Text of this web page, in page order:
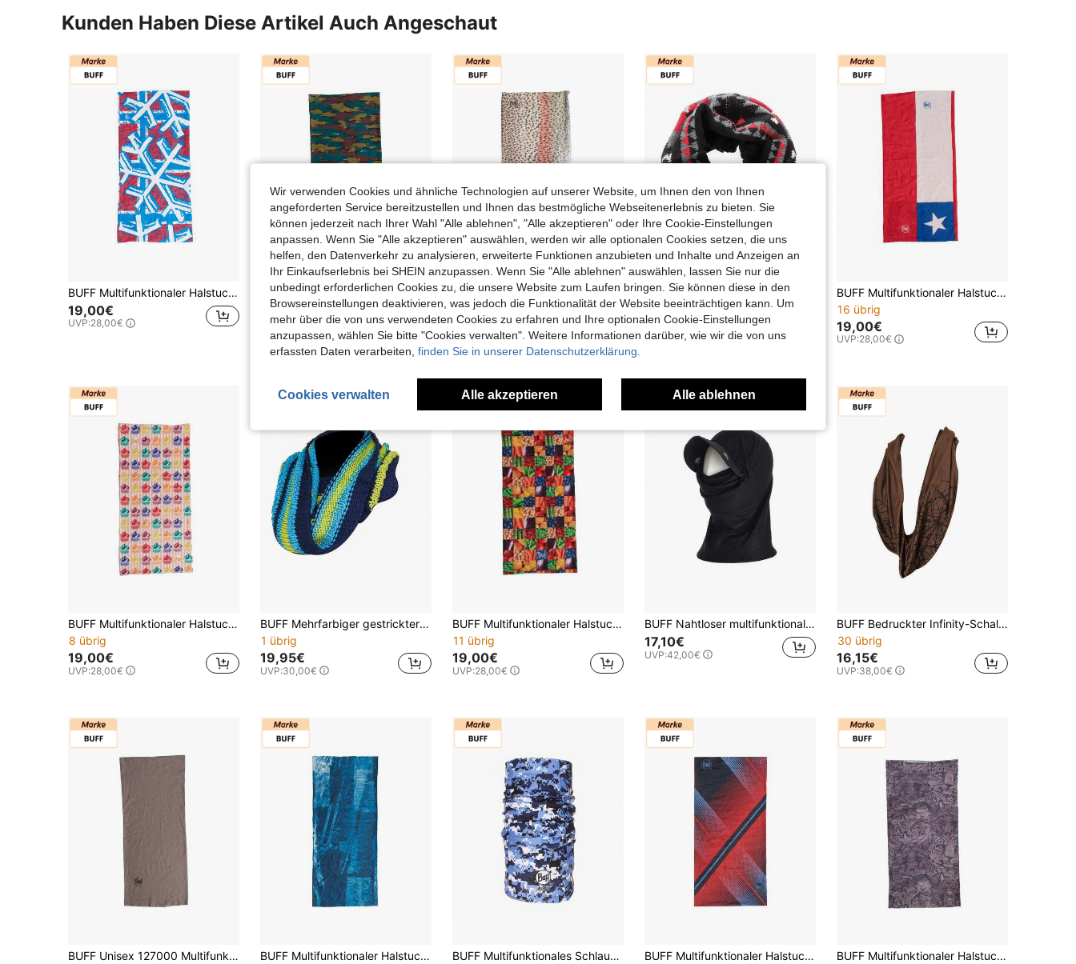
738
4,71 738
Kunden Haben Diese Artikel Auch Angeschaut
BUFF Multifunktionaler Halstuch 127300 Unisex
19,00€
UVP:28,00€
BUFF Multifunktionaler Halstuch 130400 Unisex
9 übrig
19,00€
UVP:28,00€
BUFF Multifunktionaler Halstuch 130100 Unisex
4 übrig
19,00€
UVP:28,00€
14,25€
UVP:38,00€
BUFF Multifunktionaler Halstuch 130800 Unisex
16 übrig
19,00€
UVP:28,00€
BUFF Multifunktionaler Halstuch 131100 Unisex
8 übrig
19,00€
UVP:28,00€
BUFF Mehrfarbiger gestrickter Rundschal 74800 für Männer und Frauen
1 übrig
19,95€
UVP:30,00€
BUFF Multifunktionaler Halstuch 130900 Unisex
11 übrig
19,00€
UVP:28,00€
BUFF Nahtloser multifunktionaler Visier-Halswärmer 113500 für Damen und Herren
17,10€
UVP:42,00€
BUFF Bedruckter Infinity-Schal 59300 für Damen und Herren
30 übrig
16,15€
UVP:38,00€
BUFF Unisex 127000 Multifunktions-Halstuch für Outdoor und Sport
BUFF Multifunktionaler Halstuch 128300 Unisex BUFF Multifunktionales Schlauchhalsband 65400 Mann-Frau
BUFF Multifunktionaler Halstuch 132600 Unisex
BUFF Multifunktionaler Halstuch 130600 Unisex
Wir verwenden Cookies und ähnliche Technologien auf unserer Website, um Ihnen den von Ihnen
angeforderten Service bereitzustellen und Ihnen das bestmögliche Webseitenerlebnis zu bieten. Sie
können jederzeit nach Ihrer Wahl "Alle ablehnen", "Alle akzeptieren" oder Ihre Cookie-Einstellungen
anpassen. Wenn Sie "Alle akzeptieren" auswählen, werden wir alle optionalen Cookies setzen, die uns
helfen, den Datenverkehr zu analysieren, erweiterte Funktionen anzubieten und Inhalte und Anzeigen an
Ihr Einkaufserlebnis bei SHEIN anzupassen. Wenn Sie "Alle ablehnen" auswählen, lassen Sie nur die
unbedingt erforderlichen Cookies zu, die unsere Website zum Laufen bringen. Sie können diese in den
Browsereinstellungen deaktivieren, was jedoch die Funktionalität der Website beeinträchtigen kann. Um
mehr über die von uns verwendeten Cookies zu erfahren und Ihre optionalen Cookie-Einstellungen
anzupassen, wählen Sie bitte "Cookies verwalten". Weitere Informationen darüber, wie wir die von uns
erfassten Daten verarbeiten, finden Sie in unserer Datenschutzerklärung.
Cookies verwalten Alle akzeptieren Alle ablehnen